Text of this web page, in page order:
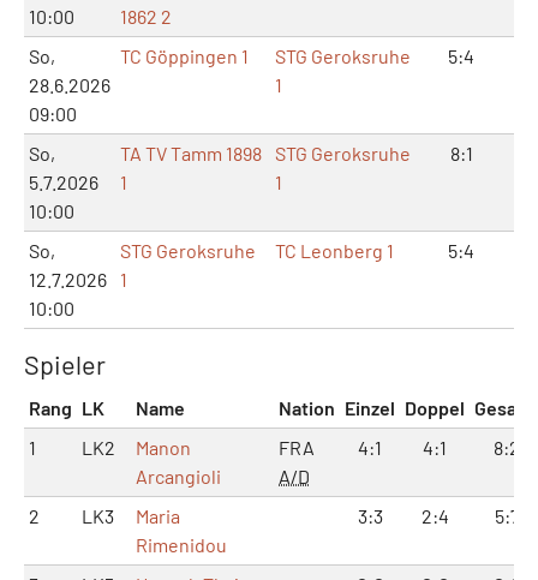
10:00
1862 2
So,
28.6.2026
09:00
TC Göppingen 1
STG Geroksruhe
1
5:4
So,
5.7.2026
10:00
TA TV Tamm 1898
1
STG Geroksruhe
1
8:1
So,
12.7.2026
10:00
STG Geroksruhe
1
TC Leonberg 1 5:4
Spieler
Rang LK Name Nation Einzel Doppel Gesamt
1
LK2
Manon
Arcangioli
FRA
A/D
4:1 4:1 8:2
2 LK3
Maria
Rimenidou
3:3 2:4 5:7